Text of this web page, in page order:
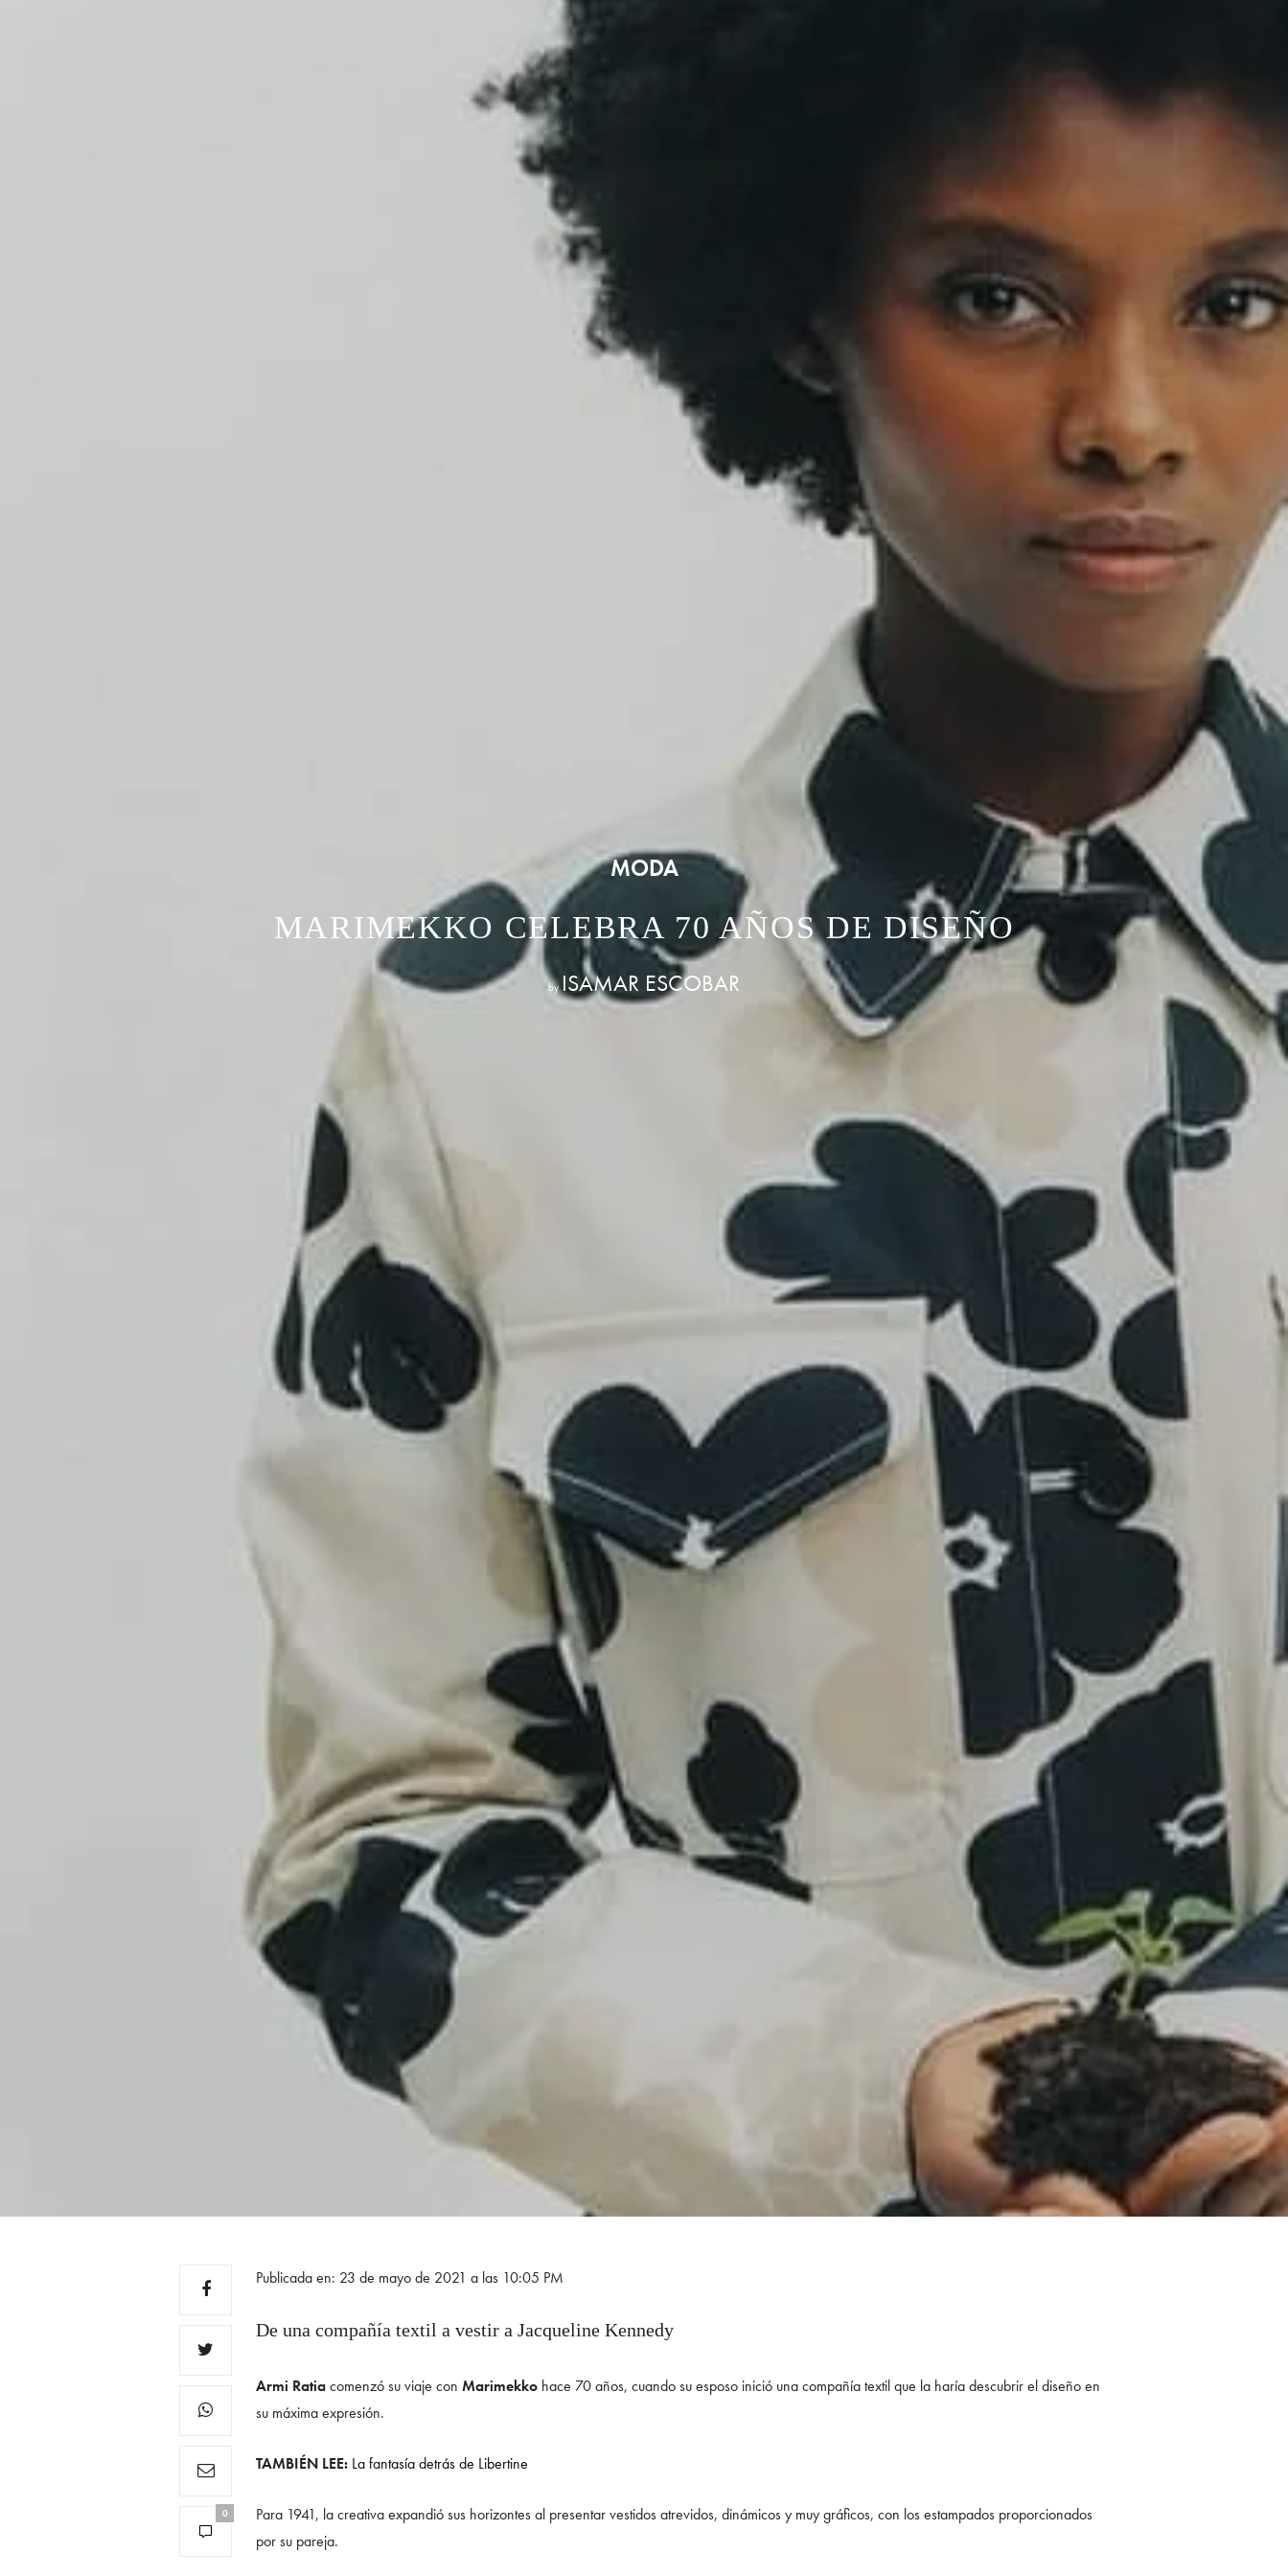
MODA
MARIMEKKO CELEBRA 70 AÑOS DE DISEÑO
by ISAMAR ESCOBAR
0
Publicada en: 23 de mayo de 2021 a las 10:05 PM
De una compañía textil a vestir a Jacqueline Kennedy
Armi Ratiacomenzó su viaje con Marimekko hace 70 años, cuando su esposo inició una compañía textil que la haría descubrir el diseño en
su máxima expresión.
TAMBIÉN LEE: La fantasía detrás de Libertine
Para 1941, la creativa expandió sus horizontes al presentar vestidos atrevidos, dinámicos y muy gráficos, con los estampados proporcionados
por su pareja.